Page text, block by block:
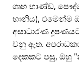
ගෘහ භාණ්ඩ,
හානිය), එමෙන්ම
අසාධාරණ
වනු ඇත.
දෙකකට පසු, ඔහු